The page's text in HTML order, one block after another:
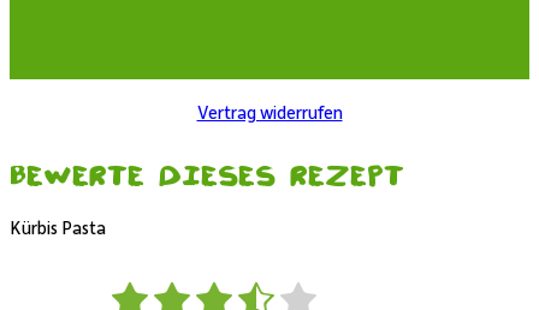
Vertrag widerrufen
Bewerte dieses Rezept
Kürbis Pasta